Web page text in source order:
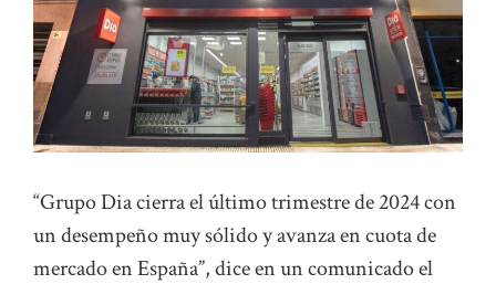
“Grupo Dia cierra el último trimestre de 2024 con
un desempeño muy sólido y avanza en cuota de
mercado en España”, dice en un comunicado el